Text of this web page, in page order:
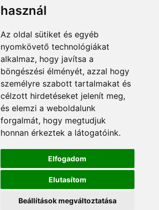
használ
Az oldal sütiket és egyéb
nyomkövető technológiákat
alkalmaz, hogy javítsa a
böngészési élményét, azzal hogy
személyre szabott tartalmakat és
célzott hirdetéseket jelenít meg,
és elemzi a weboldalunk
forgalmát, hogy megtudjuk
honnan érkeztek a látogatóink.
Elfogadom
Elutasítom
Beállítások megváltoztatása
31 000 Ft-tól
Elfogadott fizetési módok
Á.SZ.F.
Impresszum
Adatkezelési tájékoztató